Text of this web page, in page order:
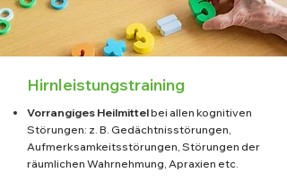
Hirnleistungstraining
Vorrangiges Heilmittelbei allen kognitiven
Störungen: z. B. Gedächtnisstörungen,
Aufmerksamkeitsstörungen, Störungen der
räumlichen Wahrnehmung, Apraxien etc.